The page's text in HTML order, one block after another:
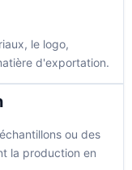
le logo,
d'exportation.
ou des
la production en